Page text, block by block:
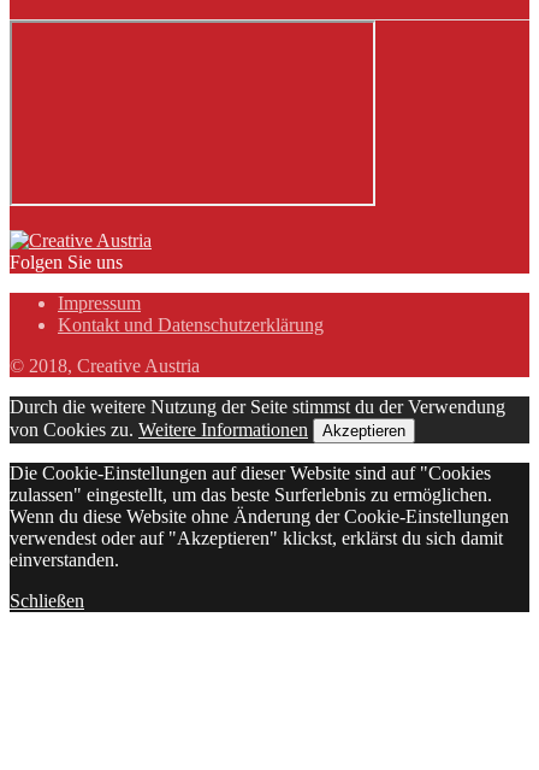
Folgen Sie uns
Impressum
Kontakt und Datenschutzerklärung
© 2018, Creative Austria
Durch die weitere Nutzung der Seite stimmst du der Verwendung
von Cookies zu. Weitere Informationen Akzeptieren
Die Cookie-Einstellungen auf dieser Website sind auf "Cookies
zulassen" eingestellt, um das beste Surferlebnis zu ermöglichen.
Wenn du diese Website ohne Änderung der Cookie-Einstellungen
verwendest oder auf "Akzeptieren" klickst, erklärst du sich damit
einverstanden.
Schließen